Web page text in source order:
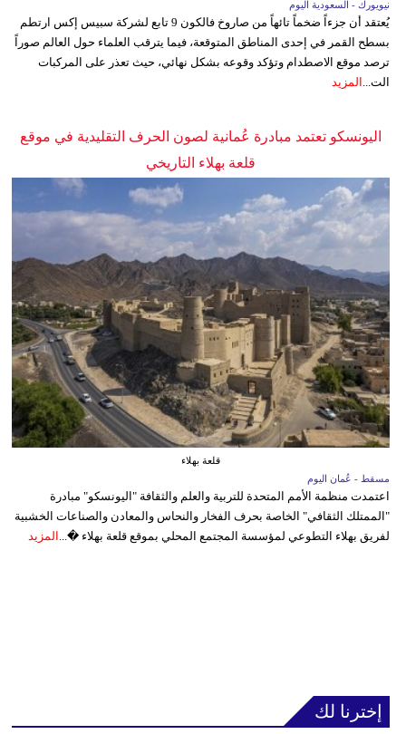
نيويورك - السعودية اليوم
يُعتقد أن جزءاً ضخماً تائهاً من صاروخ فالكون 9 تابع لشركة سبيس إكس ارتطم
بسطح القمر في إحدى المناطق المتوقعة، فيما يترقب العلماء حول العالم صوراً
ترصد موقع الاصطدام وتؤكد وقوعه بشكل نهائي، حيث تعذر على المركبات
الت... المزيد
اليونسكو تعتمد مبادرة عُمانية لصون الحرف التقليدية في موقع
قلعة بهلاء التاريخي
قلعة بهلاء
مسقط - عُمان اليوم
اعتمدت منظمة الأمم المتحدة للتربية والعلم والثقافة "اليونسكو" مبادرة
"الممتلك الثقافي" الخاصة بحرف الفخار والنحاس والمعادن والصناعات الخشبية
لفريق بهلاء التطوعي لمؤسسة المجتمع المحلي بموقع قلعة بهلاء �... المزيد
إخترنا لك